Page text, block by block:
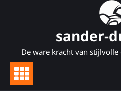
sander-
De ware kracht van